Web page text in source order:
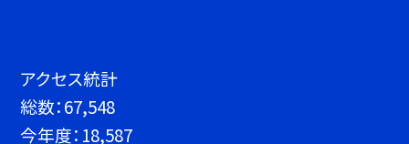
アクセス統計
総数：67,548
今年度： 18,587